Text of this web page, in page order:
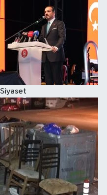
Siyaset